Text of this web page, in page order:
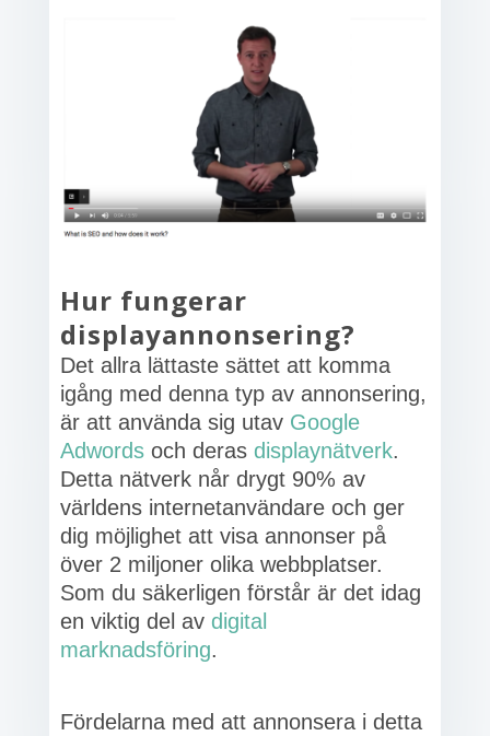
Hur fungerar
displayannonsering?
Det allra lättaste sättet att komma
igång med denna typ av annonsering,
är att använda sig utav Google
Adwordsoch deras displaynätverk.
Detta nätverk når drygt 90% av
världens internetanvändare och ger
dig möjlighet att visa annonser på
över 2 miljoner olika webbplatser.
Som du säkerligen förstår är det idag
en viktig del av digital
marknadsföring.
Fördelarna med att annonsera i detta